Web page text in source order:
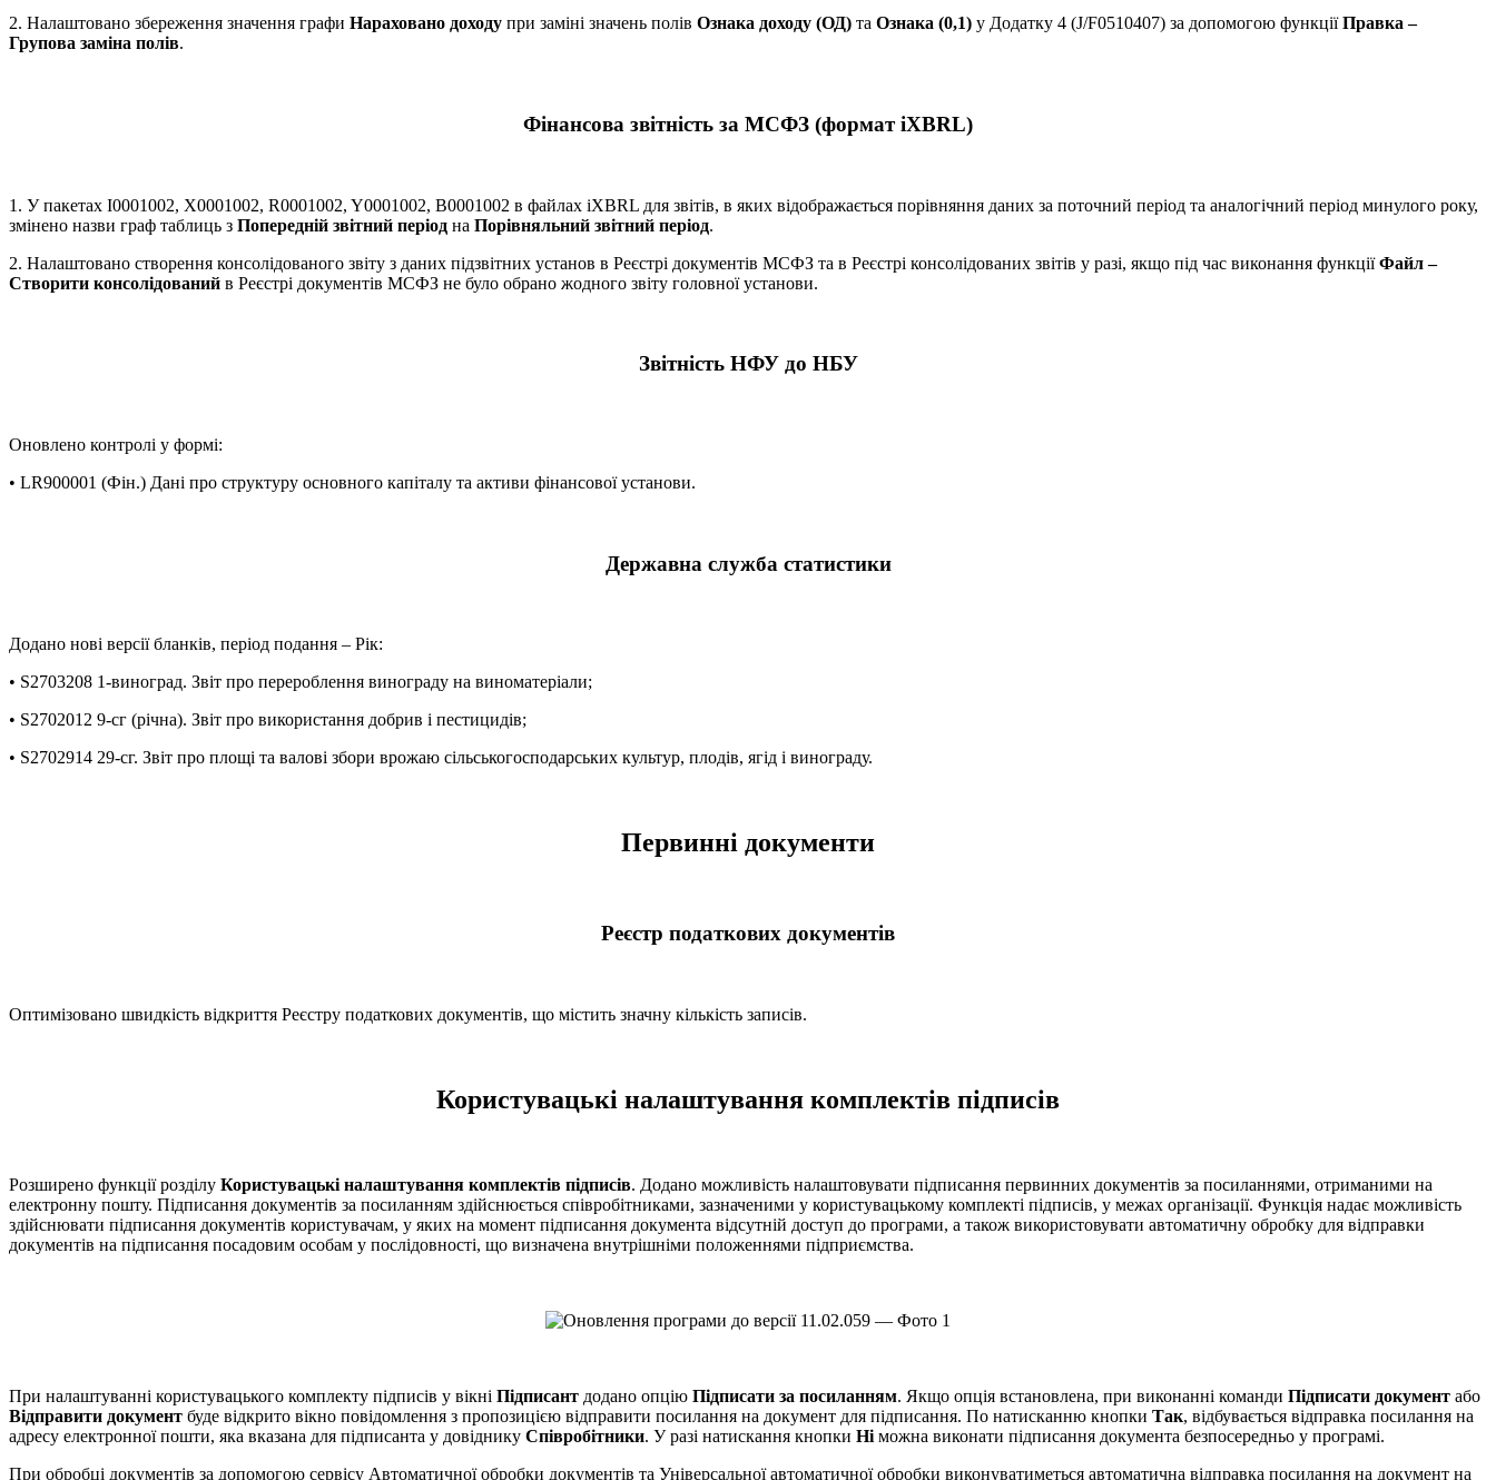
2. Налаштовано збереження значення графи Нараховано доходу при заміні значень полів Ознака доходу (ОД) та Ознака (0,1) у Додатку 4 (J/F0510407) за допомогою функціїПравка –
Групова заміна полів.
Фінансова звітність за МСФЗ (формат iXBRL)
1. У пакетах I0001002, X0001002, R0001002, Y0001002, B0001002 в файлах iXBRL для звітів, в яких відображається порівняння даних за поточний період та аналогічний період минулого року,
змінено назви граф таблиць з Попередній звітний період на Порівняльний звітний період.
2. Налаштовано створення консолідованого звіту з даних підзвітних установ в Реєстрі документів МСФЗ та в Реєстрі консолідованих звітів у разі, якщо під час виконання функціїФайл –
Створити консолідований в Реєстрі документів МСФЗ не було обрано жодного звіту головної установи.
Звітність НФУ до НБУ
Оновлено контролі у формі:
• LR900001 (Фін.) Дані про структуру основного капіталу та активи фінансової установи.
Державна служба статистики
Додано нові версії бланків, період подання – Рік:
• S2703208 1-виноград. Звіт про перероблення винограду на виноматеріали;
• S2702012 9-сг (річна). Звіт про використання добрив і пестицидів;
• S2702914 29-сг. Звіт про площі та валові збори врожаю сільськогосподарських культур, плодів, ягід і винограду.
Первинні документи
Реєстр податкових документів
Оптимізовано швидкість відкриття Реєстру податкових документів, що містить значну кількість записів.
Користувацькі налаштування комплектів підписів
Розширено функції розділу Користувацькі налаштування комплектів підписів. Додано можливість налаштовувати підписання первинних документів за посиланнями, отриманими на
електронну пошту. Підписання документів за посиланням здійснюється співробітниками, зазначеними у користувацькому комплекті підписів, у межах організації. Функція надає можливість
здійснювати підписання документів користувачам, у яких на момент підписання документа відсутній доступ до програми, а також використовувати автоматичну обробку для відправки
документів на підписання посадовим особам у послідовності, що визначена внутрішніми положеннями підприємства.
При налаштуванні користувацького комплекту підписів у вікні Підписант додано опцію Підписати за посиланням. Якщо опція встановлена, при виконанні команди Підписати документ або
Відправити документ буде відкрито вікно повідомлення з пропозицією відправити посилання на документ для підписання. По натисканню кнопки Так, відбувається відправка посилання на
адресу електронної пошти, яка вказана для підписанта у довіднику Співробітники. У разі натискання кнопки Ні можна виконати підписання документа безпосередньо у програмі.
При обробці документів за допомогою сервісу Автоматичної обробки документів та Універсальної автоматичної обробки виконуватиметься автоматична відправка посилання на документ на